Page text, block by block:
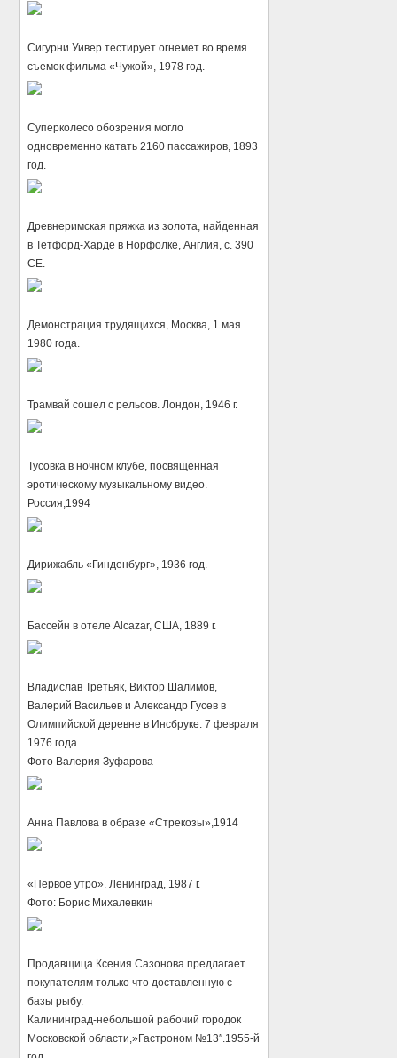
Сигурни Уивер тестирует огнемет во время
съемок фильма «Чужой», 1978 год.
Суперколесо обозрения могло
одновременно катать 2160 пассажиров, 1893
год.
Древнеримская пряжка из золота, найденная
в Тетфорд-Харде в Норфолке, Англия, c. 390
CE.
Демонстрация трудящихся, Москва, 1 мая
1980 года.
Трамвай сошел с рельсов. Лондон, 1946 г.
Тусовка в ночном клубе, посвященная
эротическому музыкальному видео.
Россия,1994
Дирижабль «Гинденбург», 1936 год.
Бассейн в отеле Alcazar, США, 1889 г.
Владислав Третьяк, Виктор Шалимов,
Валерий Васильев и Александр Гусев в
Олимпийской деревне в Инсбруке. 7 февраля
1976 года.
Фото Валерия Зуфарова
Анна Павлова в образе «Стрекозы»,1914
«Первое утро». Ленинград, 1987 г.
Фото: Борис Михалевкин
Продавщица Ксения Сазонова предлагает
покупателям только что доставленную с
базы рыбу.
Калининград-небольшой рабочий городок
Московской области,»Гастроном №13″.1955-й